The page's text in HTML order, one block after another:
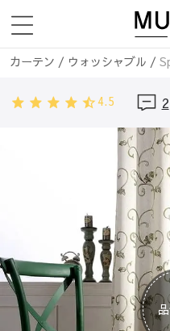
カーテン / ウォッシャブル /
カーテン/寝室/Spritely ドレ
ポリエステル/
/Spritely
ドレープカーテン/
Spritely
Spritely ド
カントリー/
/花/Spritely ドレ
カーテン/天然素材/Spritely
カーテン/遮光まとめ/
カーテン/ 完全遮光/Spritely
4.5 2